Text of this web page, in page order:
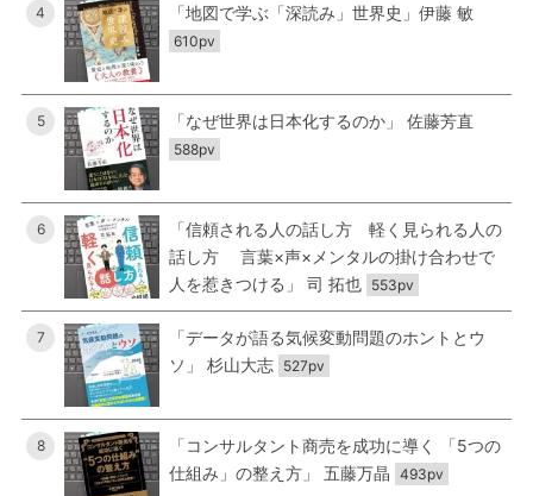
4 「地図で学ぶ「深読み」世界史」伊藤 敏
610pv
5 「なぜ世界は日本化するのか」 佐藤芳直
588pv
6
「信頼される人の話し方 軽く見られる人の
話し方 言葉×声×メンタルの掛け合わせで
人を惹きつける」 司 拓也 553pv
7
「データが語る気候変動問題のホントとウ
ソ」 杉山大志 527pv
8
「コンサルタント商売を成功に導く 「5つの
仕組み」の整え方」 五藤万晶 493pv